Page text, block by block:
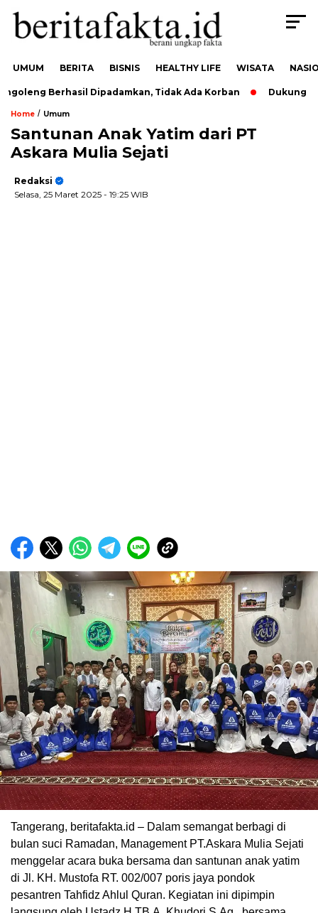
UMUM BERITA BISNIS HEALTHY LIFE WISATA
Berhasil Dipadamkan, Tidak Ada Korban Dukung
Home / Umum
Santunan Anak Yatim dari PT
Askara Mulia Sejati
Redaksi
Selasa, 25 Maret 2025 - 19:25 WIB
Tangerang, beritafakta.id – Dalam semangat berbagi di
bulan suci Ramadan, Management PT.Askara Mulia Sejati
menggelar acara buka bersama dan santunan anak yatim
di Jl. KH. Mustofa RT. 002/007 poris jaya pondok
pesantren Tahfidz Ahlul Quran. Kegiatan ini dipimpin